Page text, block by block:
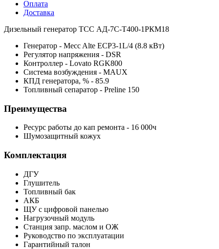
Оплата
Доставка
Дизельный генератор ТСС АД-7С-Т400-1РКМ18
Генератор - Mecc Alte ECP3-1L/4 (8.8 кВт)
Регулятор напряжения - DSR
Контроллер - Lovato RGK800
Система возбуждения - MAUX
КПД генератора, % - 85.9
Топливный сепаратор - Preline 150
Преимущества
Ресурс работы до кап ремонта - 16 000ч
Шумозащитный кожух
Комплектация
ДГУ
Глушитель
Топливный бак
АКБ
ЩУ с цифровой панелью
Нагрузочный модуль
Станция запр. маслом и ОЖ
Руководство по эксплуатации
Гарантийный талон